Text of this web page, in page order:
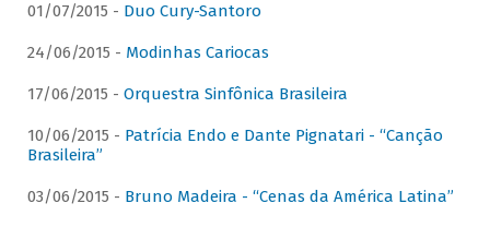
01/07/2015 - Duo Cury-Santoro
24/06/2015 - Modinhas Cariocas
17/06/2015 - Orquestra Sinfônica Brasileira
10/06/2015 - Patrícia Endo e Dante Pignatari - “Canção
Brasileira”
03/06/2015 - Bruno Madeira - “Cenas da América Latina”